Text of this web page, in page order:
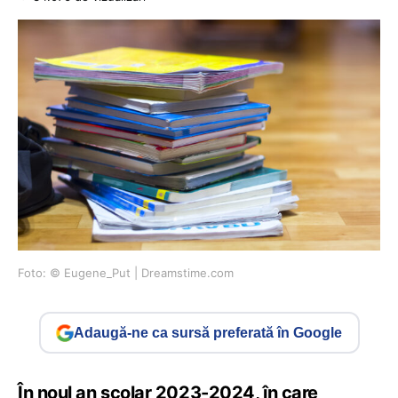
Foto: © Eugene_Put | Dreamstime.com
Adaugă-ne ca sursă preferată în Google
În noul an școlar 2023-2024, în care